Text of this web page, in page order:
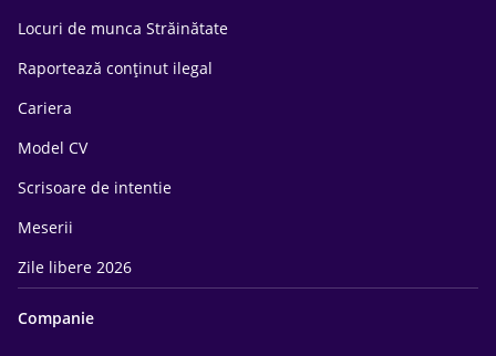
Locuri de munca Străinătate
Raportează conținut ilegal
Cariera
Model CV
Scrisoare de intentie
Meserii
Zile libere 2026
Companie